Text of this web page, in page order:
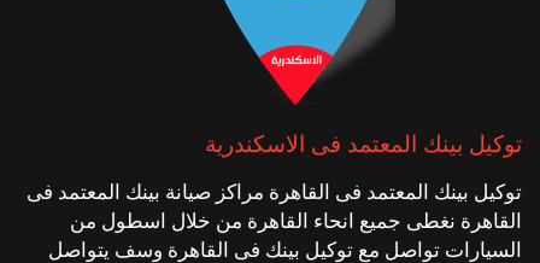
توكيل بينك المعتمد فى الاسكندرية
توكيل بينك المعتمد فى القاهرة مراكز صيانة بينك المعتمد فى
القاهرة نغطى جميع انحاء القاهرة من خلال اسطول من
السيارات تواصل مع توكيل بينك فى القاهرة وسف يتواصل